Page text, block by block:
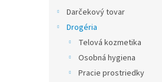
Darčekový tovar
Drogéria
Telová kozmetika
Osobná hygiena
Pracie prostriedky